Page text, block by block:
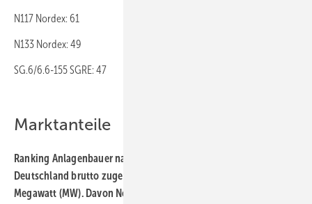
N117 Nordex: 61
N133 Nordex: 49
SG.6/6.6-155 SGRE: 47
Marktanteile
Ranking Anlagenbauer nach Markt­anteil (Prozent) an der 2022 in
Deutschland brutto zugebauten Windkraft an Land von 2.405
Megawatt (MW). Davon Nordex 769 (2021: 285), ­Vestas 712 (595),